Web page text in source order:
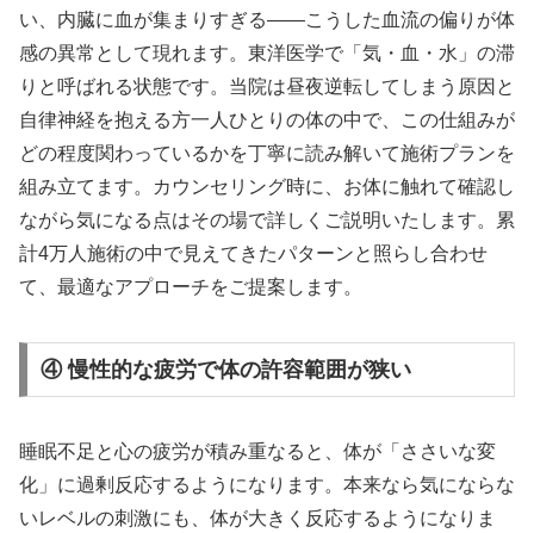
い、内臓に血が集まりすぎる——こうした血流の偏りが体
感の異常として現れます。東洋医学で「気・血・水」の滞
りと呼ばれる状態です。当院は昼夜逆転してしまう原因と
自律神経を抱える方一人ひとりの体の中で、この仕組みが
どの程度関わっているかを丁寧に読み解いて施術プランを
組み立てます。カウンセリング時に、お体に触れて確認し
ながら気になる点はその場で詳しくご説明いたします。累
計4万人施術の中で見えてきたパターンと照らし合わせ
て、最適なアプローチをご提案します。
④ 慢性的な疲労で体の許容範囲が狭い
睡眠不足と心の疲労が積み重なると、体が「ささいな変
化」に過剰反応するようになります。本来なら気にならな
いレベルの刺激にも、体が大きく反応するようになりま